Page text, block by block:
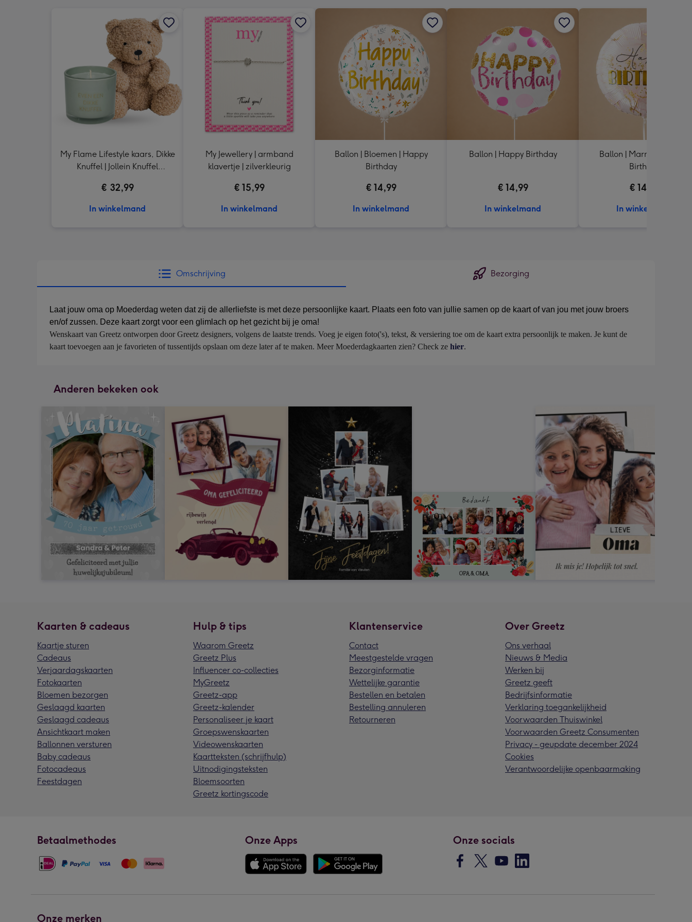
My Flame Lifestyle kaars, Dikke
Knuffel | Jollein Knuffel
€ 32,99
In winkelmand
My Jewellery | armband
klavertje | zilverkleurig
€ 15,99
In winkelmand
Ballon | Bloemen | Happy
Birthday
€ 14,99
In winkelmand
Ballon | Happy Birthday
€ 14,99
In winkelmand
Ballon | Marmer | Happy
Birthday
€ 14,99
In winkelmand
Omschrijving Bezorging
Laat jouw oma op Moederdag weten dat zij de allerliefste is met deze persoonlijke kaart. Plaats een foto van jullie samen op de kaart of van jou met jouw broers
en/of zussen. Deze kaart zorgt voor een glimlach op het gezicht bij je oma!
Wenskaart van Greetz ontworpen door Greetz designers, volgens de laatste trends. Voeg je eigen foto('s), tekst, & versiering toe om de kaart extra persoonlijk te maken. Je kunt de
kaart toevoegen aan je favorieten of tussentijds opslaan om deze later af te maken. Meer Moederdagkaarten zien? Check ze hier.
Anderen bekeken ook
Kaarten & cadeaus
Kaartje sturen
Cadeaus
Verjaardagskaarten
Fotokaarten
Bloemen bezorgen
Geslaagd kaarten
Geslaagd cadeaus
Ansichtkaart maken
Ballonnen versturen
Baby cadeaus
Fotocadeaus
Feestdagen
Hulp & tips
Waarom Greetz
Greetz Plus
Influencer co-collecties
MyGreetz
Greetz-app
Greetz-kalender
Personaliseer je kaart
Groepswenskaarten
Videowenskaarten
Kaartteksten (schrijfhulp)
Uitnodigingsteksten
Bloemsoorten
Greetz kortingscode
Klantenservice
Contact
Meestgestelde vragen
Bezorginformatie
Wettelijke garantie
Bestellen en betalen
Bestelling annuleren
Retourneren
Over Greetz
Ons verhaal
Nieuws & Media
Werken bij
Greetz geeft
Bedrijfsinformatie
Verklaring toegankelijkheid
Voorwaarden Thuiswinkel
Voorwaarden Greetz Consumenten
Privacy - geupdate december 2024
Cookies
Verantwoordelijke openbaarmaking
Betaalmethodes Onze Apps Onze socials
Onze merken